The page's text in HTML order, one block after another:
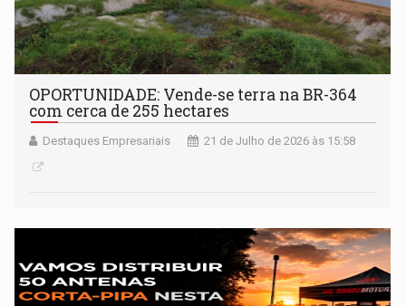
OPORTUNIDADE: Vende-se terra na BR-364
com cerca de 255 hectares
Destaques Empresariais 21 de Julho de 2026 às 15:58